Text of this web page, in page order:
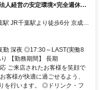
人経営の安定環境×完全週休2
JR千葉駅より徒歩6分 京成千
歩3分 JR中央・総武線 津田沼
沿線より通ってきているスタ
、幕張、稲毛、津田沼、船橋
成田など様々。
勤 深夜 ◎17:30～LAST(実働8
【勤務期間】 長期
ご来店されたお客様を笑顔で
客様が快適に過ごせるよう、
を行います。 ◎ドリンク・フ